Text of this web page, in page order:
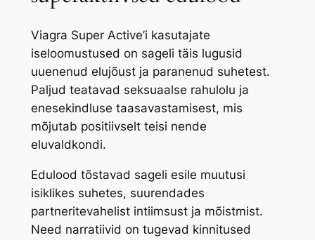
Viagra Super Active’i kasutajate
iseloomustused on sageli täis lugusid
uuenenud elujõust ja paranenud suhetest.
Paljud teatavad seksuaalse rahulolu ja
enesekindluse taasavastamisest, mis
mõjutab positiivselt teisi nende
eluvaldkondi.
Edulood tõstavad sageli esile muutusi
isiklikes suhetes, suurendades
partneritevahelist intiimsust ja mõistmist.
Need narratiivid on tugevad kinnitused